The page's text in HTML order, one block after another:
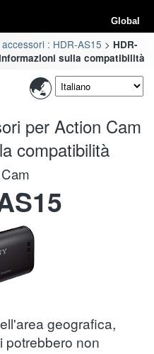
Global
: HDR-AS15
HDR-
sulla compatibilità
per Action Cam
compatibilità
geografica,
potrebbero non